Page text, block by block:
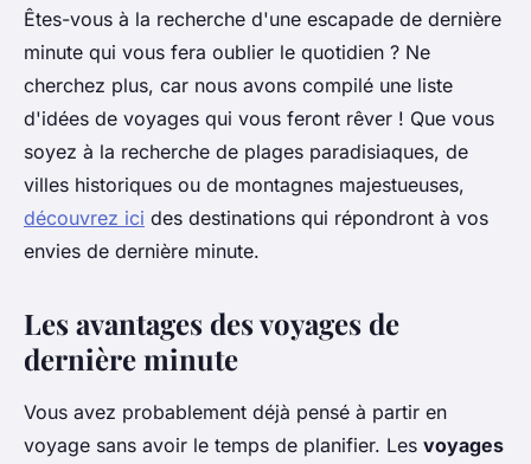
Idées de voyages de dernière
minute à découvrir
absolument !
admin• 7 février 2025•7 min de lecture
Êtes-vous à la recherche d'une escapade de dernière
minute qui vous fera oublier le quotidien ? Ne
cherchez plus, car nous avons compilé une liste
d'idées de voyages qui vous feront rêver ! Que vous
soyez à la recherche de plages paradisiaques, de
villes historiques ou de montagnes majestueuses,
découvrez ici des destinations qui répondront à vos
envies de dernière minute.
Les avantages des voyages de
dernière minute
Vous avez probablement déjà pensé à partir en
voyage sans avoir le temps de planifier. Les voyages